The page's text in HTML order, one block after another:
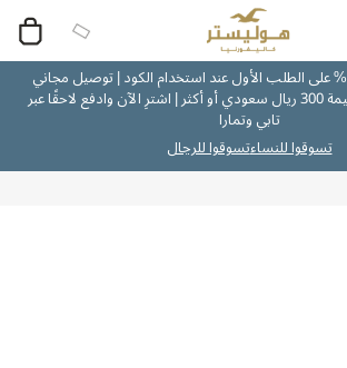
HELLO15: خصم 15% على الطلب الأول عند استخدام الكود | توصيل مجاني
على جميع الطلبات بقيمة 300 ريال سعودي أو أكثر | اشترِ الآن وادفع لاحقًا عبر
تابي وتمارا
تسوقوا للنساءتسوقوا للرجال